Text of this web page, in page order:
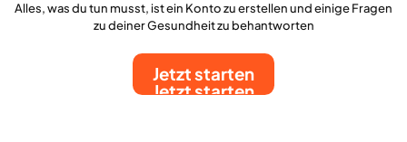
Alles, was du tun musst, ist ein Konto zu erstellen und einige Fragen
zu deiner Gesundheit zu behantworten
Jetzt starten
Jetzt starten